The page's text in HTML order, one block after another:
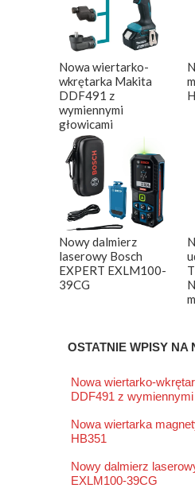
Nowa wiertarko-
wkrętarka Makita
DDF491 z
wymiennymi
głowicami
Nowy dalmierz
laserowy Bosch
EXPERT EXLM100-
39CG
OSTATNIE WPISY NA
Nowa wiertarko-
DDF491 z wymiennymi
Nowa wiertarka
HB351
Nowy dalmierz
EXLM100-39CG